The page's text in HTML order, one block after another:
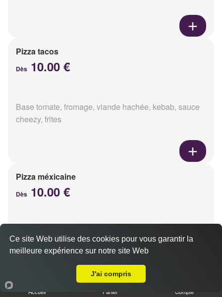
Pizza tacos
Dès 10.00 €
Base tomate, fromage, viande hachée, kebab, sauce
cheezy, frites
Pizza méxicaine
Dès 10.00 €
chorizo, poivrons
Accueil Panier Compte
Ce site Web utilise des cookies pour vous garantir la
meilleure expérience sur notre site Web
J'ai compris